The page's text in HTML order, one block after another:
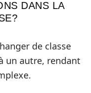
DANS LA
de classe
un autre, rendant